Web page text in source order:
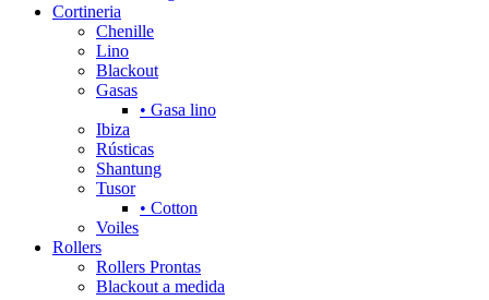
Cortineria
Chenille
Lino
Blackout
Gasas
• Gasa lino
Ibiza
Rústicas
Shantung
Tusor
• Cotton
Voiles
Rollers
Rollers Prontas
Blackout a medida